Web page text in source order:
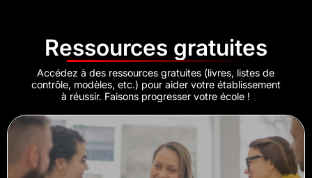
Ressources gratuites
Accédez à des ressources gratuites (livres, listes de
contrôle, modèles, etc.) pour aider votre établissement
à réussir. Faisons progresser votre école !